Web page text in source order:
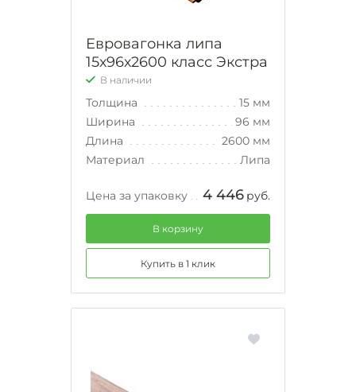
Евровагонка липа
15х96х2600 класс Экстра
В наличии
Толщина
15 мм
Ширина
96 мм
Длина
2600 мм
Материал
Липа
Цена за упаковку 4 446 руб.
В корзину
Купить в 1 клик